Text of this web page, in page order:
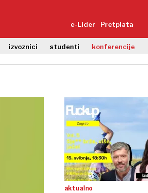
e-Lider Pretplata
izvoznici studenti konferencije
aktualno